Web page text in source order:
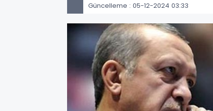
Güncelleme : 05-12-2024 03:33